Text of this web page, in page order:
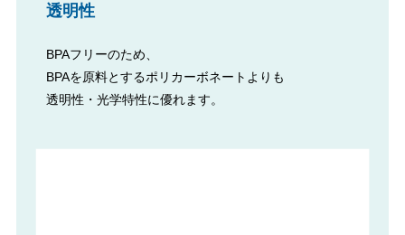
透明性
BPAフリーのため、
BPAを原料とするポリカーボネートよりも
透明性・光学特性に優れます。